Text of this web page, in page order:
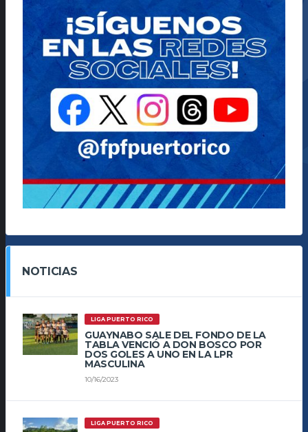
NOTICIAS
LIGA PUERTO RICO
GUAYNABO SALE DEL FONDO DE LA
TABLA VENCIÓ A DON BOSCO POR
DOS GOLES A UNO EN LA LPR
MASCULINA
10/16/2023
LIGA PUERTO RICO